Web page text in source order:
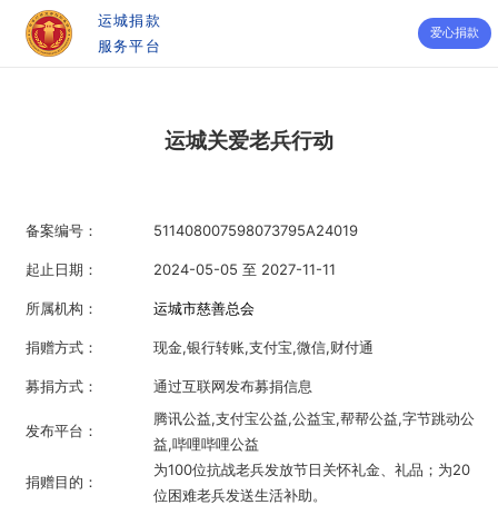
运城捐款
服务平台
爱心捐款
运城关爱老兵行动
备案编号： 511408007598073795A24019
起止日期： 2024-05-05 至 2027-11-11
所属机构： 运城市慈善总会
捐赠方式： 现金,银行转账,支付宝,微信,财付通
募捐方式： 通过互联网发布募捐信息
发布平台：
腾讯公益,支付宝公益,公益宝,帮帮公益,字节跳动公
益,哔哩哔哩公益
捐赠目的：
为100位抗战老兵发放节日关怀礼金、礼品；为20
位困难老兵发送生活补助。